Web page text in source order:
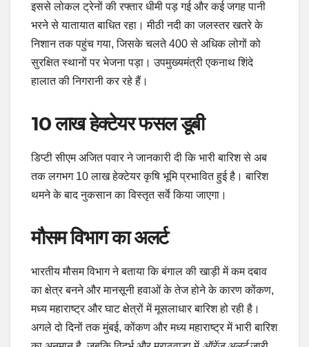
इससे लोकल ट्रेनों की रफ्तार धीमी पड़ गई और कई जगह पानी
भरने से यातायात बाधित रहा। मीठी नदी का जलस्तर खतरे के
निशान तक पहुंच गया, जिसके चलते 400 से अधिक लोगों को
सुरक्षित स्थानों पर भेजना पड़ा। उपमुख्यमंत्री एकनाथ शिंदे
हालात की निगरानी कर रहे हैं।
10 लाख हेक्टेयर फसल डूबी
डिप्टी सीएम अजित पवार ने जानकारी दी कि भारी बारिश से अब
तक लगभग 10 लाख हेक्टेयर कृषि भूमि प्रभावित हुई है। बारिश
थमने के बाद नुकसान का विस्तृत सर्वे किया जाएगा।
मौसम विभाग का अलर्ट
भारतीय मौसम विभाग ने बताया कि बंगाल की खाड़ी में कम दबाव
का क्षेत्र बनने और मानसूनी हवाओं के तेज होने के कारण कोंकण,
मध्य महाराष्ट्र और घाट क्षेत्रों में मूसलाधार बारिश हो रही है।
अगले दो दिनों तक मुंबई, कोंकण और मध्य महाराष्ट्र में भारी बारिश